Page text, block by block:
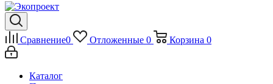
Сравнение0 Отложенные 0 Корзина 0
Каталог